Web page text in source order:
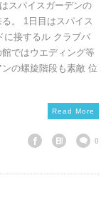
スパイスガーデンの
。 1日目はスパイス
に接するル クラブバ
ではウエディング等
の螺旋階段も素敵 位
Read More
0